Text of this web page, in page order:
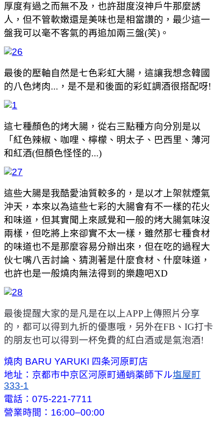
厚度有過之而無不及，也許甜度沒神戶牛那麼誘
人，但不管軟嫩還是美味也是相當讚的，最少這一
盤我可以毫不客氣的再追加兩三盤(笑)。
最後的壓軸自然是七色彩虹大腸，這讓我想念韓國
的八色烤肉...，是不是和後面的彩虹調酒很搭配呀!
這七種顏色的烤大腸，從右三點種方向分別是以
「紅色辣椒、咖哩、檸檬、明太子、巴西里、薄河
和紅酒(但顏色怪怪的...)
這些大腸是我酷愛油質較多的，是以才上架就煙氣
沖天，本來以為這些七彩的大腸會有不一樣的花火
和味道，但其實聞上來感覺和一般的烤大腸氣味沒
兩樣，但吃將上來卻實不太一樣，雖然那七種食材
的味道也不是那麼容易分辦出來，但在吃的過程大
伙七嘴八舌討論、猜測著是什麼食材、什麼味道，
也許也是一般燒肉無法得到的樂趣吧XD
最後提醒大家的是凡是在以上APP上傳照片分享
的，都可以得到九折的優惠哦，另外在FB、IG打卡
的朋友也可以得到一杯免費的紅白酒或是氣泡酒!
燒肉 BARU YARUKI 四条河原町店
地址：京都市中京区河原町通蛸薬師下ル塩屋町
333-1
電話：075-221-7711
營業時間：16:00–00:00